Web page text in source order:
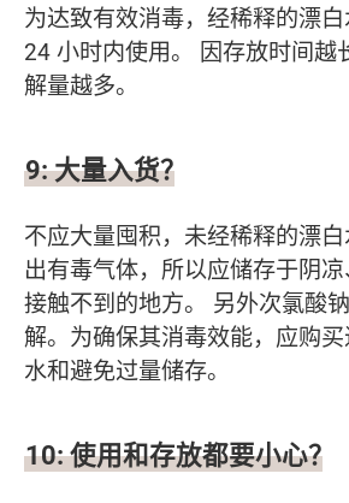
为达致有效消毒，经稀释的漂
24 小时内使用。 因存放时间越
解量越多。
9: 大量入货？
不应大量囤积，未经稀释的漂
出有毒气体，所以应储存于阴
接触不到的地方。 另外次氯酸
解。为确保其消毒效能，应购
水和避免过量储存。
10: 使用和存放都要小心？